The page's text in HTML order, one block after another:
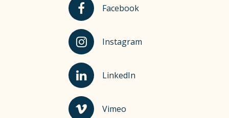
Kauhajoki Facebookissa
Facebook
Kauhajoki Instagramissa
Instagram
Kauhajoki LinkedInissä
LinkedIn
Kauhajoki Vimeossa
Vimeo